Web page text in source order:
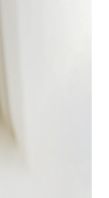
OČIJU
čak i
kombinacijom 3
i escina (ekstrakt
dok su kofein i
i smanjenje
bore,
i kesice ispod
OČIJU I
sa
deluje na